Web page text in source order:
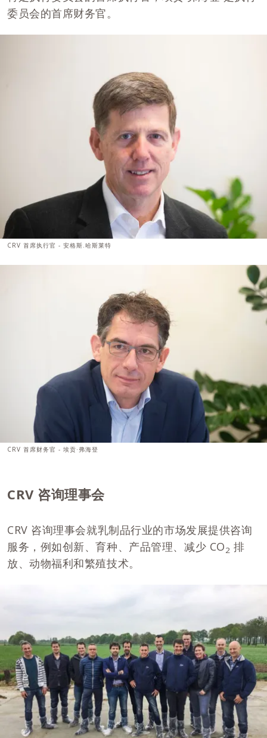
委员会的首席财务官。
CRV 首席执行官 - 安格斯.哈斯莱特
CRV 首席财务官 - 埃贡·弗海登
CRV 咨询理事会
CRV 咨询理事会就乳制品行业的市场发展提供咨询
服务，例如创新、育种、产品管理、减少 CO2 排
放、动物福利和繁殖技术。